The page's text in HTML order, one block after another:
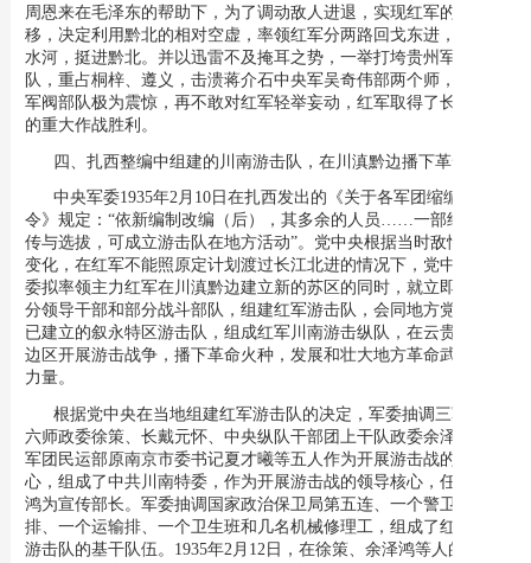
周恩来在毛泽东的帮助下，为了调动敌人进退，实现红军的战略转
移，决定利用黔北的相对空虚，率领红军分两路回戈东进，二渡赤
水河，挺进黔北。并以迅雷不及掩耳之势，一举打垮贵州军阀部
队，重占桐梓、遵义，击溃蒋介石中央军吴奇伟部两个师，使各路
军阀部队极为震惊，再不敢对红军轻举妄动，红军取得了长征以来
的重大作战胜利。
四、扎西整编中组建的川南游击队，在川滇黔边播下革命火种
中央军委1935年2月10日在扎西发出的《关于各军团缩编的命
令》规定：“依新编制改编（后），其多余的人员……一部经过宣
传与选拔，可成立游击队在地方活动”。党中央根据当时敌情的新
变化，在红军不能照原定计划渡过长江北进的情况下，党中央和军
委拟率领主力红军在川滇黔边建立新的苏区的同时，就立即抽调部
分领导干部和部分战斗部队，组建红军游击队，会同地方党组织原
已建立的叙永特区游击队，组成红军川南游击纵队，在云贵川三省
边区开展游击战争，播下革命火种，发展和壮大地方革命武装斗争
力量。
根据党中央在当地组建红军游击队的决定，军委抽调三军团第
六师政委徐策、长戴元怀、中央纵队干部团上干队政委余泽鸿、八
军团民运部原南京市委书记夏才曦等五人作为开展游击战的领导核
心，组成了中共川南特委，作为开展游击战的领导核心，任命余泽
鸿为宣传部长。军委抽调国家政治保卫局第五连、一个警卫通讯
排、一个运输排、一个卫生班和几名机械修理工，组成了红军川南
游击队的基干队伍。1935年2月12日，在徐策、余泽鸿等人的率领